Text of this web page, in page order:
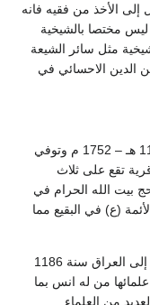
إلى الأخذ من فقيه فانه
ليس مختصا بالشيخية
مثل سائر الشيعة
الدين الاحسائي في
ولد في الاحساء في قرية المطيرفي سنة 1166 هـ – 1752 م وتوفي
وهي قرية تقع على ثلاث
بيت الله الحرام في
(ع) في البقيع مما
ولما مضى من عمر الشيخ عشرون سنة هاجر إلى العراق سنة 1186
من له انس بما
من العلماء